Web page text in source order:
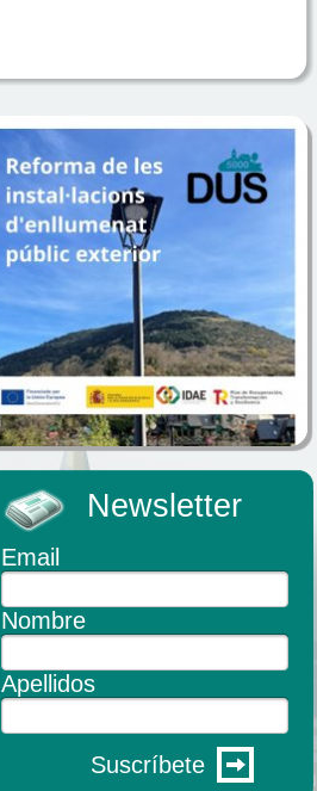
Newsletter
Email
Nombre
Apellidos
Suscríbete